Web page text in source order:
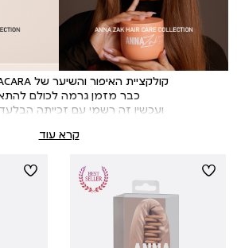
כבר מזמן גרמה לכולם
ועכשיו זה רשמי עם זכייתה
לשנת 2023!
בין המוצרי האיפור תוכלי למצוא:
צלליות, שימרסט עיפרון ותוחם,
איפור, מסקרה שפתונים
ועכשיו גם קולקציית שיער מושלמת :
מסיכה וסרום מטריפל
קרא עוד